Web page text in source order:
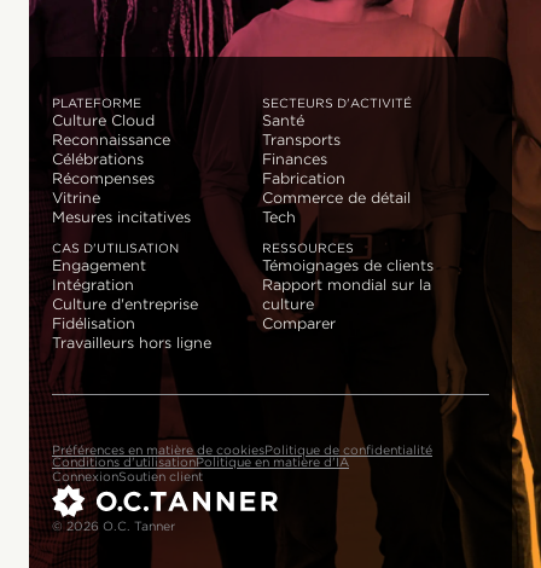
PLATEFORME
Culture Cloud
Reconnaissance
Célébrations
Récompenses
Vitrine
Mesures incitatives
SECTEURS D'ACTIVITÉ
Santé
Transports
Finances
Fabrication
Commerce de détail
Tech
CAS D'UTILISATION
Engagement
Intégration
Culture d'entreprise
Fidélisation
Travailleurs hors ligne
RESSOURCES
Témoignages de clients
Rapport mondial sur la
culture
Comparer
Préférences en matière de cookiesPolitique de confidentialité
Conditions d'utilisationPolitique en matière d'IA
ConnexionSoutien client
© 2026 O.C. Tanner